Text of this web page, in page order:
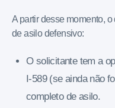
A partir desse momento,
de asilo defensivo:
O solicitante tem a
I-589 (se ainda não
completo de asilo.